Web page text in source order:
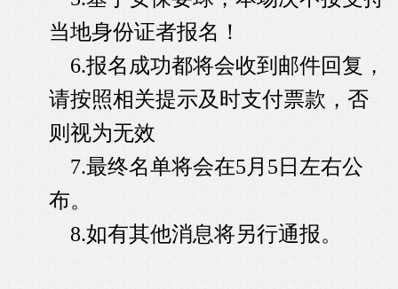
当地身份证者报名！
6.报名成功都将会收到邮件回复，
请按照相关提示及时支付票款，否
则视为无效
7.最终名单将会在5月5日左右公
布。
8.如有其他消息将另行通报。